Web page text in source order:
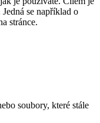
se například o
stránce.
soubory, které stále